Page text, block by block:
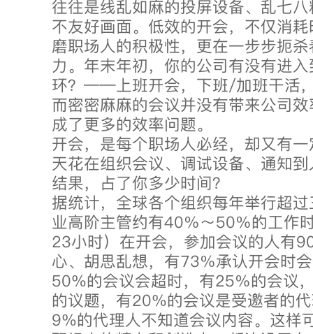
往往是线乱如麻的投屏设备、乱七
不友好画面。低效的开会，不仅消
磨职场人的积极性，更在一步步扼
力。年末年初，你的公司有没有进
环？——上班开会，下班/加班干活
而密密麻麻的会议并没有带来公司
成了更多的效率问题。
开会，是每个职场人必经，却又有
天花在组织会议、调试设备、通知
结果，占了你多少时间？
据统计，全球各个组织每年举行超
业高阶主管约有40％～50％的工作
23小时）在开会，参加会议的人有
心、胡思乱想，有73％承认开会时
50%的会议会超时，有25％的会议
的议题，有20%的会议是受邀者的
9%的代理人不知道会议内容。这样